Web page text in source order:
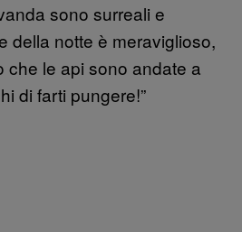
sono surreali e
della notte è meraviglioso,
che le api sono andate a
di farti pungere!”